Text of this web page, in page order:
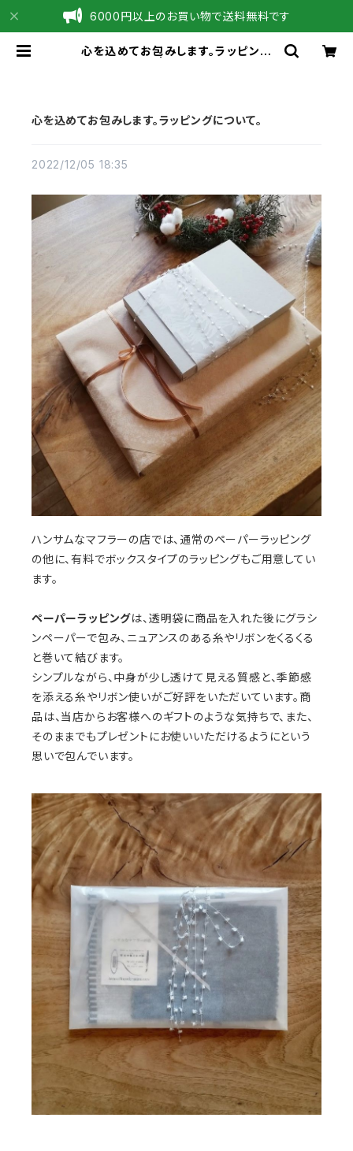
6000円以上のお買い物で送料無料です
心を込めてお包みします。ラッピング
心を込めてお包みします。ラッピングについて。
2022/12/05 18:35
ハンサムなマフラーの店では、通常のペーパーラッピング
の他に、有料でボックスタイプのラッピングもご用意してい
ます。
ペーパーラッピングは、透明袋に商品を入れた後にグラシ
ンペーパーで包み、ニュアンスのある糸やリボンをくるくる
と巻いて結びます。
シンプルながら、中身が少し透けて見える質感と、季節感
を添える糸やリボン使いがご好評をいただいています。商
品は、当店からお客様へのギフトのような気持ちで、また、
そのままでもプレゼントにお使いいただけるようにという
思いで包んでいます。